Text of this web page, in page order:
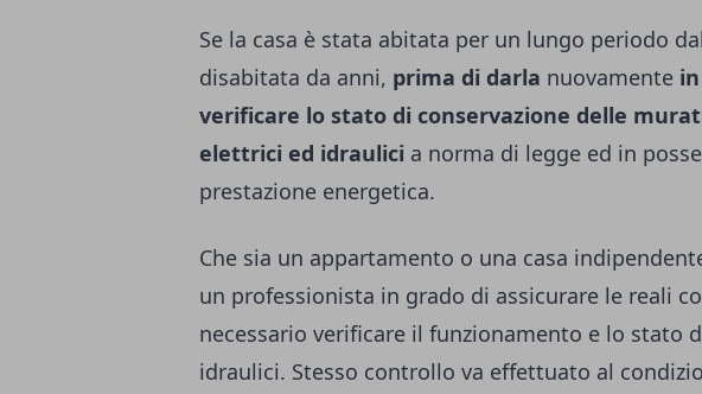
Se la casa è stata abitata per un lungo periodo
disabitata da anni, prima di darla nuovamente
verificare lo stato di conservazione delle
elettrici ed idraulici a norma di legge ed in
prestazione energetica.
Che sia un appartamento o una casa
un professionista in grado di assicurare le reali
necessario verificare il funzionamento e lo stato
idraulici. Stesso controllo va effettuato al